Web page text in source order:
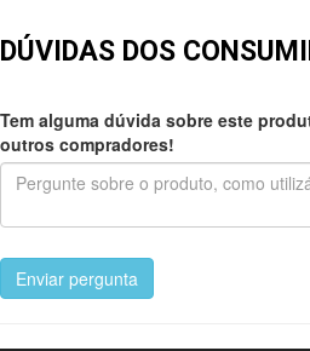
DÚVIDAS DOS
Tem alguma dúvida sobre este
outros compradores!
Enviar pergunta